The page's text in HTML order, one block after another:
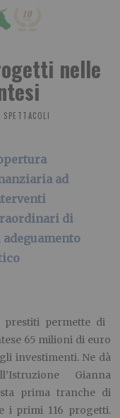
nelle
ad
di
permette di
65 milioni di euro
investimenti. Ne dà
Gianna
prima tranche di
i primi 116 progetti.